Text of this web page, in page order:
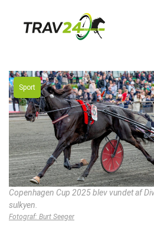
Sport
Copenhagen Cup 2025 blev vundet af
sulkyen.
Fotograf: Burt Seeger